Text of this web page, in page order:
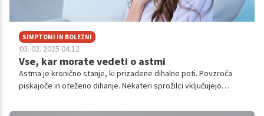
SIMPTOMI IN BOLEZNI
03. 02. 2025 04.12
Vse, kar morate vedeti o astmi
Astma je kronično stanje, ki prizadene dihalne poti. Povzroča
piskajoče in oteženo dihanje. Nekateri sprožilci vključujejo
čustvenemu stresu.